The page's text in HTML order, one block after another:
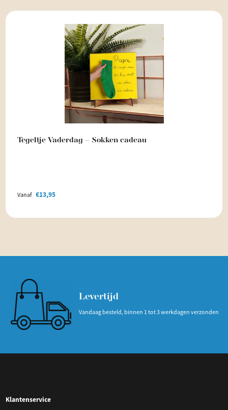
Tegeltje Vaderdag – Sokken cadeau
Vanaf €13,95
Levertijd
Vandaag besteld, binnen 1 tot 3 werkdagen verzonden
Klantenservice